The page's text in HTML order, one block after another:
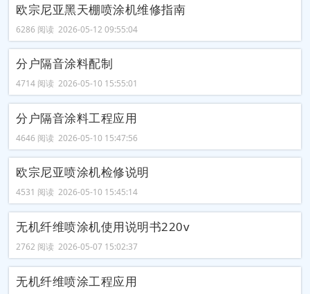
欧宗尼亚黑天棚喷涂机维修指南
6286 阅读 2026-05-12 09:55:04
分户隔音涂料配制
4714 阅读 2026-05-10 15:55:01
分户隔音涂料工程应用
4646 阅读 2026-05-10 15:47:56
欧宗尼亚喷涂机检修说明
4531 阅读 2026-05-10 15:45:14
无机纤维喷涂机使用说明书220v
2762 阅读 2026-05-07 15:02:37
无机纤维喷涂工程应用